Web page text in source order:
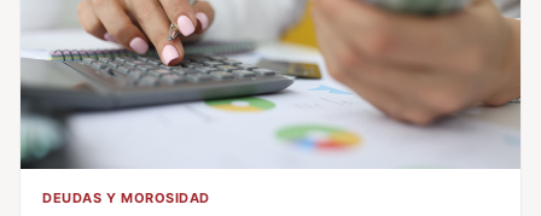
DEUDAS Y MOROSIDAD